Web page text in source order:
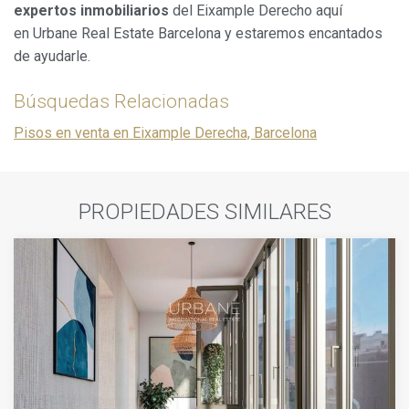
expertos inmobiliarios del Eixample Derecho aquí
en Urbane Real Estate Barcelona y estaremos encantados
de ayudarle.
Búsquedas Relacionadas
Pisos en venta en Eixample Derecha, Barcelona
PROPIEDADES SIMILARES